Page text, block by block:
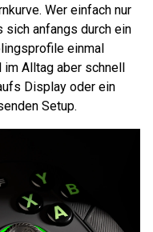
Wer einfach nur
anfangs durch ein
einmal
im Alltag aber schnell
Display oder ein
Setup.